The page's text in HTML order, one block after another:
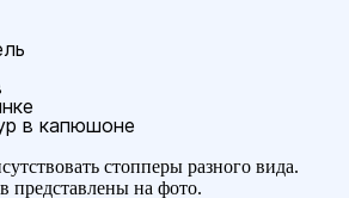
в капюшоне
стопперы разного вида.
представлены на фото.